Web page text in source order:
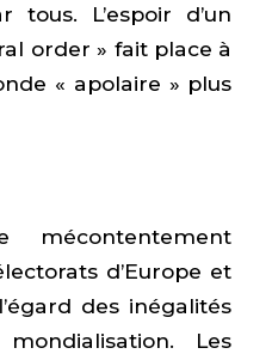
tous. L’espoir d’un
order » fait place à
« apolaire » plus
mécontentement
d’Europe et
des inégalités
Les